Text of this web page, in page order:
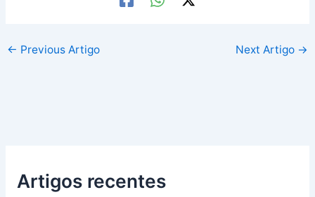
← Previous Artigo Next Artigo →
Artigos recentes